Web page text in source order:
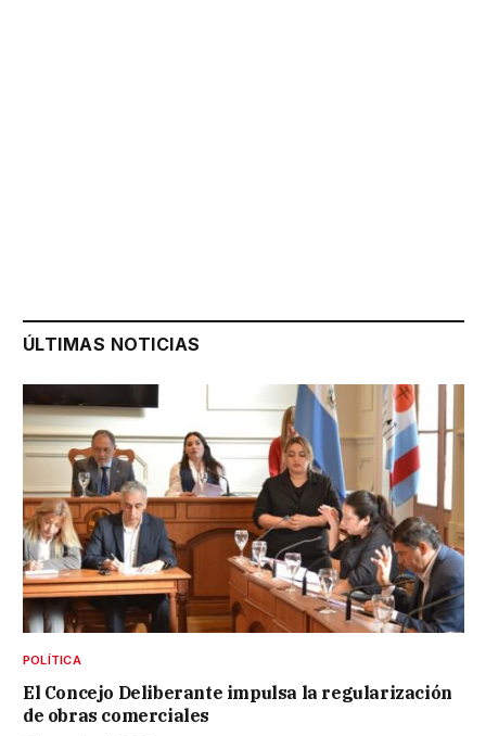
ÚLTIMAS NOTICIAS
POLÍTICA
El Concejo Deliberante impulsa la regularización
de obras comerciales